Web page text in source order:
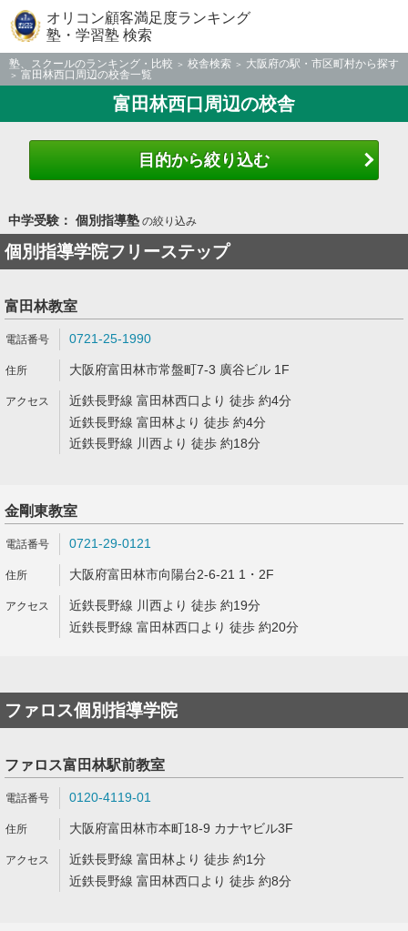
オリコン顧客満足度ランキング
塾・学習塾 検索
塾、スクールのランキング・比較 校舎検索
大阪府の駅・市区町村から探す
富田林西口周辺の校舎一覧
富田林西口周辺の校舎
目的から絞り込む
中学受験： 個別指導塾の絞り込み
個別指導学院フリーステップ
富田林教室
0721-25-1990
大阪府富田林市常盤町7-3 廣谷ビル 1F
近鉄長野線 富田林西口より 徒歩 約4分
近鉄長野線 富田林より 徒歩 約4分
近鉄長野線 川西より 徒歩 約18分
金剛東教室
0721-29-0121
大阪府富田林市向陽台2-6-21 1・2F
近鉄長野線 川西より 徒歩 約19分
近鉄長野線 富田林西口より 徒歩 約20分
ファロス個別指導学院
ファロス富田林駅前教室
0120-4119-01
大阪府富田林市本町18-9 カナヤビル3F
近鉄長野線 富田林より 徒歩 約1分
近鉄長野線 富田林西口より 徒歩 約8分